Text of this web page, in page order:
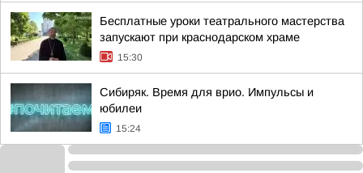
Бесплатные уроки театрального мастерства
запускают при краснодарском храме
15:30
Сибиряк. Время для врио. Импульсы и
юбилеи
15:24